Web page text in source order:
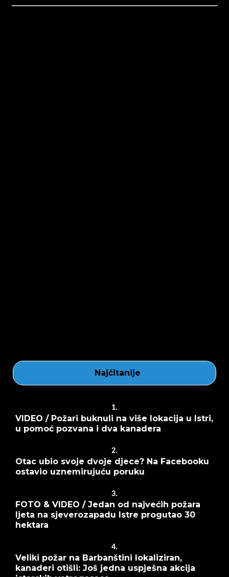
Najčitanije
1.
VIDEO / Požari buknuli na više lokacija u Istri,
u pomoć pozvana i dva kanadera
2.
Otac ubio svoje dvoje djece? Na Facebooku
ostavio uznemirujuću poruku
3.
FOTO & VIDEO / Jedan od najvećih požara
ljeta na sjeverozapadu Istre progutao 30
hektara
4.
Veliki požar na Barbanštini lokaliziran,
kanaderi otišli: Još jedna uspješna akcija